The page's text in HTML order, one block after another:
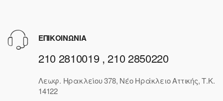
ΕΠΙΚΟΙΝΩΝΙΑ
210 2810019 , 210 2850220
Λεωφ. Ηρακλείου 378, Νέο Ηράκλειο Αττικής, Τ.Κ.
14122